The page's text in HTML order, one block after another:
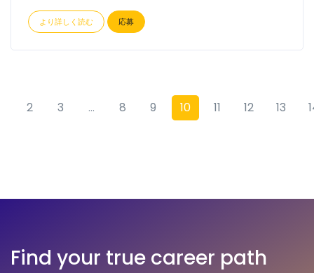
より詳しく読む 応募
2 3 ... 8 9 10 11 12 13
Find your true career path